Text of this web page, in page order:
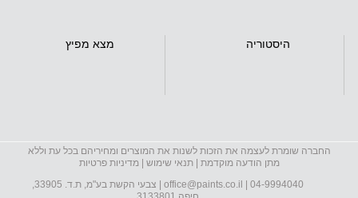
היסטוריה מצא מפיץ
החברה שומרת לעצמה את הזכות לשנות את המוצרים ומחיריהם בכל עת וללא
מתן הודעה מוקדמת |תנאי שימוש |מדיניות פרטיות
04-9994040
|
office@paints.co.il
| צבעי הקשת בע"מ, ת.ד. 33905,